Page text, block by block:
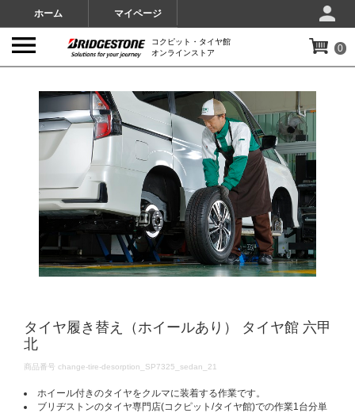
ホーム マイページ
コクピット・タイヤ館
オンラインストア
0
タイヤ履き替え（ホイールあり） タイヤ館 六甲
北
DETAILS
商品番号 change-tire-desorption_SP7325_sedan_21
ホイール付きのタイヤをクルマに装着する作業です。
ブリヂストンのタイヤ専門店(コクピット/タイヤ館)での作業1台分単